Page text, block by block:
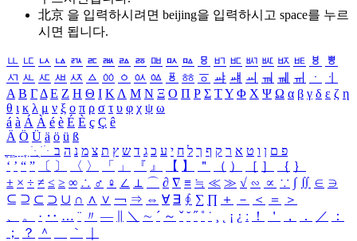
北京 을 입력하시려면 beijing을 입력하시고 space를 누르
시면 됩니다.
ㅥ ㅦ ㅧ ㅨ ㅩ ㅪ ㅫ ㅬ ㅭ ㅮ ㅯ ㅰ ㅱ ㅲ ㅳ ㅴ ㅵ ㅶ ㅷ ㅸ
ㅹ
ㅺ ㅻ ㅼ ㅽ ㅾ ㅿ ㆀ ㆁ ㆂ ㆃ ㆄ ㆅ ㆆ ㆇ ㆈ ㆉ ㆊ ㆋ ㆌ ㆍ
ㆎ
Α Β ΓΔ Ε Ζ Η Θ Ι ΚΛ Μ Ν Ξ Ο Π Ρ Σ ΤΥ Φ Χ Ψ Ω α β γ δ ε ζ η
θ ι κ λ μ ν ξ ο π ρ σ τ υ φ χ ψ ω
á à Á À é è É È ç Ç ê
Ä Ö Ü ä ö ü ß
ִֶֹ ֻּ ׁׂ פ ם ן ו ט א ר ק ף ך ל ח י ע כ ג ד ש ץ ת צ מ נ ה ב
‘ ’ “ ” 〔 〕 〈 〉 「 」 『 』 【 】 ＂ （ ） ［ ］ ｛ ｝
± × ÷ ≠ ≤ ≥ ∞ ∴ ♂ ♀ ∠ ⊥ ⌒ ∂ ∇ ≡ ≒ ≪ ≫ √ ∽ ∝ ∵ ∫ ∬ ∈ ∋
⊆ ⊇ ⊂ ⊃ ∪ ∩ ∧ ∨ ￢ ⇒ ⇔ ∀ ∃ ∮ ∑ ∏ ＋ － ＜ ＝
＞
、
。 · ‥ … ¨ 〃 ― ＼ ∼ ´ ～ ˇ ˘ ˝ ˚ ˙ ¸ ¡ ¿ ː ！ ＇ ， ． ／
：
；
？ ＾ ｀